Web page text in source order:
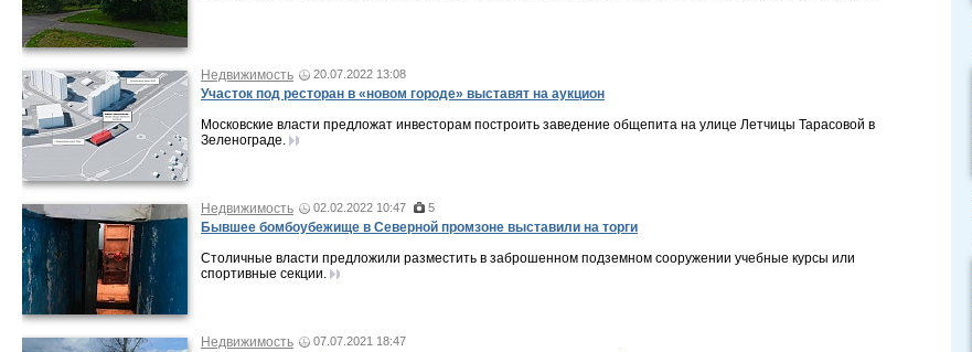
Недвижимость 20.07.2022 13:08
Участок под ресторан в «новом городе» выставят на аукцион
Московские власти предложат инвесторам построить заведение общепита на улице Летчицы Тарасовой в
Зеленограде.
Недвижимость 02.02.2022 10:47 5
Бывшее бомбоубежище в Северной промзоне выставили на торги
Столичные власти предложили разместить в заброшенном подземном сооружении учебные курсы или
спортивные секции.
Недвижимость 07.07.2021 18:47